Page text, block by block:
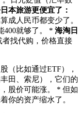
本旅游更便宜了：
成人民币都变少了。
400就够了。 * 海淘日
找代购，价格直接
（比如通过ETF），
田、索尼），它们的
股价可能涨。 * 但如
你的资产缩水了。